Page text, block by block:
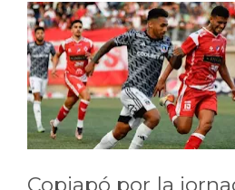
Copiapó por la